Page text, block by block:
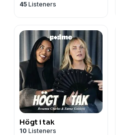
45 Listeners
Högt i tak
10 Listeners